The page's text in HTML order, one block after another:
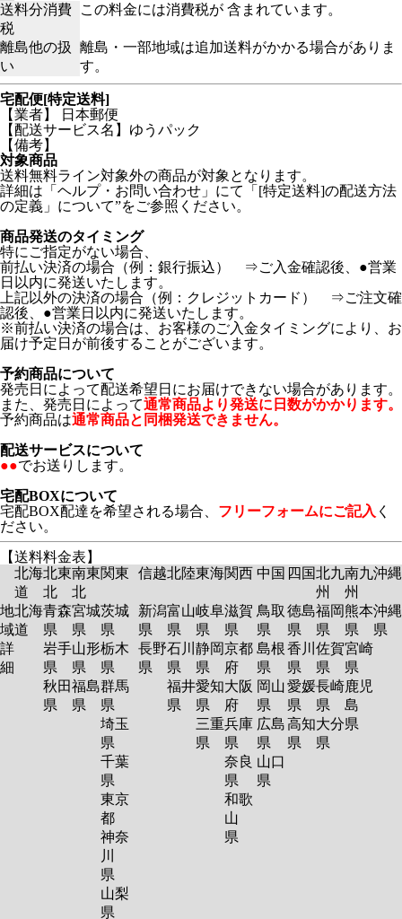
送料分消費
税
この料金には消費税が 含まれています。
離島他の扱
い
離島・一部地域は追加送料がかかる場合がありま
す。
宅配便[特定送料]
【業者】 日本郵便
【配送サービス名】ゆうパック
【備考】
対象商品
送料無料ライン対象外の商品が対象となります。
詳細は「ヘルプ・お問い合わせ」にて「[特定送料]の配送方法
の定義」について”をご参照ください。
商品発送のタイミング
特にご指定がない場合、
前払い決済の場合（例：銀行振込） ⇒ご入金確認後、●営業
日以内に発送いたします。
上記以外の決済の場合（例：クレジットカード） ⇒ご注文確
認後、●営業日以内に発送いたします。
※前払い決済の場合は、お客様のご入金タイミングにより、お
届け予定日が前後することがございます。
予約商品について
発売日によって配送希望日にお届けできない場合があります。
また、発売日によって通常商品より発送に日数がかかります。
予約商品は通常商品と同梱発送できません。
配送サービスについて
●●でお送りします。
宅配BOXについて
宅配BOX配達を希望される場合、 フリーフォームにご記入 く
ださい。
【送料料金表】
北海
道
北東
北
南東
北
関東 信越北陸東海関西 中国 四国北九
州
南九
州
沖縄
地
域
詳
細
北海
道
青森
県
岩手
県
秋田
県
宮城
県
山形
県
福島
県
茨城
県
栃木
県
群馬
県
埼玉
県
千葉
県
東京
都
神奈
川
県
山梨
県
新潟
県
長野
県
富山
県
石川
県
福井
県
岐阜
県
静岡
県
愛知
県
三重
県
滋賀
県
京都
府
大阪
府
兵庫
県
奈良
県
和歌
山
県
鳥取
県
島根
県
岡山
県
広島
県
山口
県
徳島
県
香川
県
愛媛
県
高知
県
福岡
県
佐賀
県
長崎
県
大分
県
熊本
県
宮崎
県
鹿児
島
県
沖縄
県